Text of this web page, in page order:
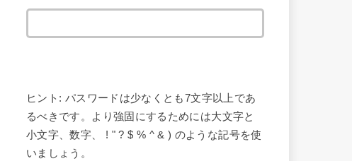
ヒント: パスワードは少なくとも7文字以上であ
るべきです。より強固にするためには大文字と
小文字、数字、 ! " ? $ % ^ & ) のような記号を使
いましょう。